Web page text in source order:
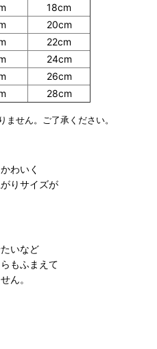
18cm
20cm
22cm
24cm
26cm
28cm
せん。ご了承ください。
わいく
りサイズが
いなど
もふまえて
ん。